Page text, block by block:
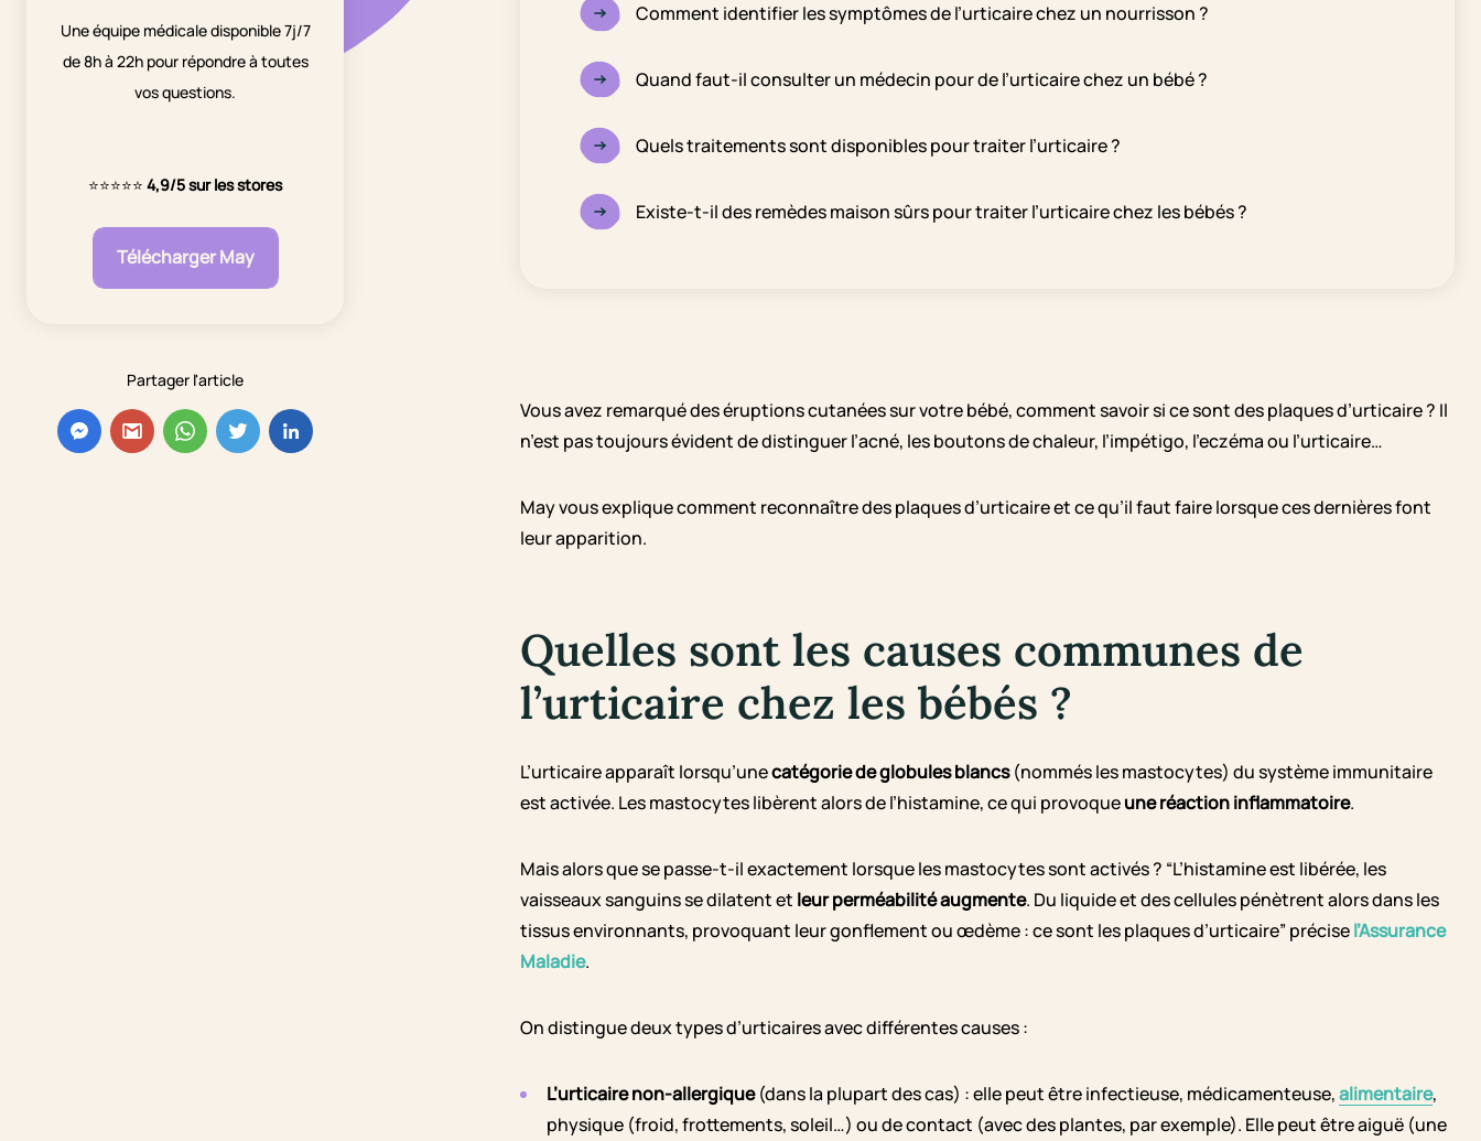
Une équipe médicale disponible 7j/7
de 8h à 22h pour répondre à toutes
vos questions.
⭐⭐⭐⭐⭐ 4,9/5 sur les stores
Télécharger May
Partager l'article
Comment identifier les symptômes de l’urticaire chez un nourrisson ?
Quand faut-il consulter un médecin pour de l’urticaire chez un bébé ?
Quels traitements sont disponibles pour traiter l’urticaire ?
Existe-t-il des remèdes maison sûrs pour traiter l’urticaire chez les bébés ?
Vous avez remarqué des éruptions cutanées sur votre bébé, comment savoir si ce sont des plaques d’urticaire ? Il
n’est pas toujours évident de distinguer l’acné, les boutons de chaleur, l’impétigo, l’eczéma ou l’urticaire…
May vous explique comment reconnaître des plaques d’urticaire et ce qu’il faut faire lorsque ces dernières font
leur apparition.
Quelles sont les causes communes de
l’urticaire chez les bébés ?
L’urticaire apparaît lorsqu’unecatégorie de globules blancs(nommés les mastocytes) du système immunitaire
est activée. Les mastocytes libèrent alors de l’histamine, ce qui provoqueune réaction inflammatoire.
Mais alors que se passe-t-il exactement lorsque les mastocytes sont activés ? “L’histamine est libérée, les
vaisseaux sanguins se dilatent et leur perméabilité augmente. Du liquide et des cellules pénètrent alors dans les
tissus environnants, provoquant leur gonflement ou œdème : ce sont les plaques d’urticaire” précisel’Assurance
Maladie.
On distingue deux types d’urticaires avec différentes causes :
L’urticaire non-allergique(dans la plupart des cas) : elle peut être infectieuse, médicamenteuse,alimentaire,
physique (froid, frottements, soleil…) ou de contact (avec des plantes, par exemple). Elle peut être aiguë (une